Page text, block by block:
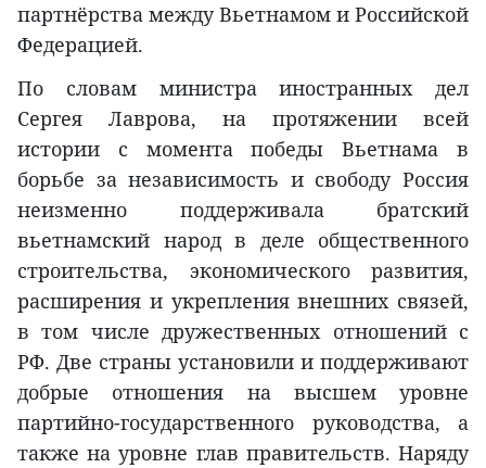
партнёрства между Вьетнамом и Российской
Федерацией.
По словам министра иностранных дел
Сергея Лаврова, на протяжении всей
истории с момента победы Вьетнама в
борьбе за независимость и свободу Россия
неизменно поддерживала братский
вьетнамский народ в деле общественного
строительства, экономического развития,
расширения и укрепления внешних связей,
в том числе дружественных отношений с
РФ. Две страны установили и поддерживают
добрые отношения на высшем уровне
партийно-государственного руководства, а
также на уровне глав правительств. Наряду